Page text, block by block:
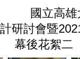
國立高
計研討會暨
幕後花絮二